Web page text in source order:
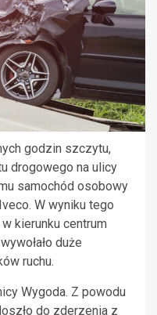
godzin szczytu,
drogowego na ulicy
samochód osobowy
W wyniku tego
kierunku centrum
duże
ruchu.
Wygoda. Z powodu
do zderzenia z